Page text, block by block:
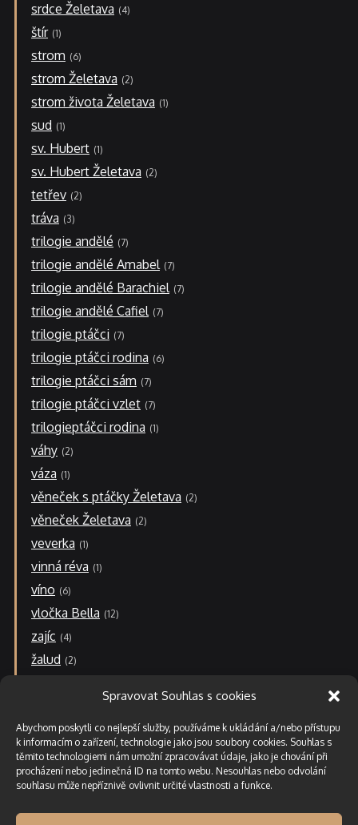
Spravovat Souhlas s cookies
Abychom poskytli co nejlepší služby, používáme k ukládání a/nebo přístupu
k informacím o zařízení, technologie jako jsou soubory cookies. Souhlas s
těmito technologiemi nám umožní zpracovávat údaje, jako je chování při
procházení nebo jedinečná ID na tomto webu. Nesouhlas nebo odvolání
souhlasu může nepříznivě ovlivnit určité vlastnosti a funkce.
srdce Želetava 4
štír 1
strom 6
strom Želetava 2
strom života Želetava 1
sud 1
sv. Hubert 1
sv. Hubert Želetava 2
tetřev 2
tráva 3
trilogie andělé 7
trilogie andělé Amabel 7
trilogie andělé Barachiel 7
trilogie andělé Cafiel 7
trilogie ptáčci 7
trilogie ptáčci rodina 6
trilogie ptáčci sám 7
trilogie ptáčci vzlet 7
trilogieptáčci rodina 1
váhy 2
váza 1
věneček s ptáčky Želetava 2
věneček Želetava 2
veverka 1
vinná réva 1
víno 6
vločka Bella 12
zajíc 4
žalud 2
k
u
p
ní
k
ší